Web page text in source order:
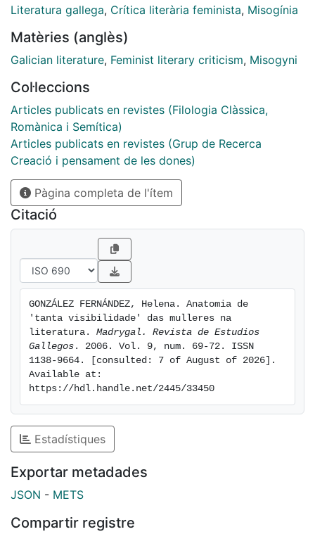
innovadoras y reconocidas que nunca, por eso en este
misoginia existentes en la interpretación patriarcal de
esta visibilidad.
Literatura gallega, Crítica literària feminista, Misogínia
Matèries (anglès)
Galician literature, Feminist literary criticism, Misogyni
Col·leccions
Articles publicats en revistes (Filologia Clàssica,
Romànica i Semítica)
Articles publicats en revistes (Grup de Recerca
Creació i pensament de les dones)
Pàgina completa de l'ítem
Citació
GONZÁLEZ FERNÁNDEZ, Helena. Anatomia de
'tanta visibilidade' das mulleres na
literatura. Madrygal. Revista de Estudios
Gallegos . 2006. Vol. 9, num. 69-72. ISSN
1138-9664. [consulted: 7 of August of 2026].
Available at:
https://hdl.handle.net/2445/33450
Estadístiques
Exportar metadades
JSON - METS
Compartir registre